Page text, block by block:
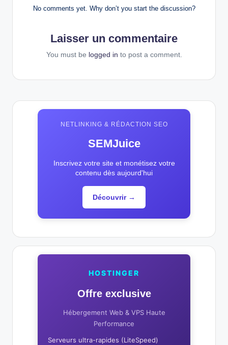
No comments yet. Why don’t you start the discussion?
Laisser un commentaire
You must be logged in to post a comment.
NETLINKING & RÉDACTION SEO
SEMJuice
Inscrivez votre site et monétisez votre
contenu dès aujourd'hui
Découvrir →
HOSTINGER
Offre exclusive
Hébergement Web & VPS Haute
Performance
Serveurs ultra-rapides (LiteSpeed)